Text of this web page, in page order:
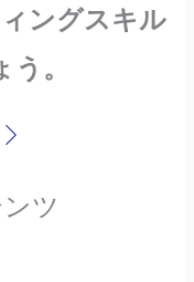
ングスキル
。
ツ